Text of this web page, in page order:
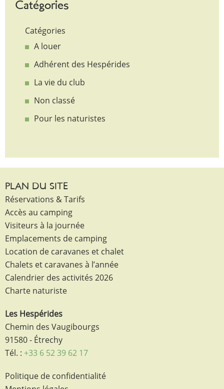
Catégories
Catégories
A louer
Adhérent des Hespérides
La vie du club
Non classé
Pour les naturistes
PLAN DU SITE
Réservations & Tarifs
Accès au camping
Visiteurs à la journée
Emplacements de camping
Location de caravanes et chalet
Chalets et caravanes à l’année
Calendrier des activités 2026
Charte naturiste
Les Hespérides
Chemin des Vaugibourgs
91580 - Étrechy
Tél. : +33 6 52 39 62 17
Politique de confidentialité